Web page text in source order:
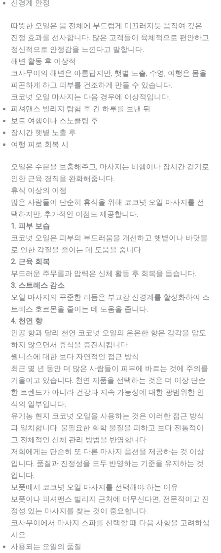
신경계 안정
따뜻한 오일은 몸 전체에 부드럽게 미끄러지듯 움직여 깊은
진정 효과를 선사합니다. 많은 고객들이 육체적으로 편안하고
정신적으로 안정감을 느낀다고 말합니다.
해변 활동 후 이상적
코사무이의 해변은 아름답지만, 햇볕 노출, 수영, 여행은 몸을
피곤하게 하고 피부를 건조하게 만들 수 있습니다.
코코넛 오일 마사지는 다음 경우에 이상적입니다.
피셔맨스 빌리지 탐험 후 긴 하루를 보낸 뒤
보트 여행이나 스노클링 후
장시간 햇볕 노출 후
여행 피로 회복 시
오일은 수분을 보충해주고, 마사지는 비행이나 장시간 걷기로
인한 근육 경직을 완화해줍니다.
휴식 이상의 이점
많은 사람들이 단순히 휴식을 위해 코코넛 오일 마사지를 선
택하지만, 추가적인 이점도 제공합니다.
1. 피부 보습
코코넛 오일은 피부의 부드러움을 개선하고 햇볕이나 바닷물
로 인한 각질을 줄이는 데 도움을 줍니다.
2. 근육 회복
부드러운 주무름과 압력은 신체 활동 후 회복을 돕습니다.
3. 스트레스 감소
오일 마사지의 꾸준한 리듬은 부교감 신경계를 활성화하여 스
트레스 호르몬을 줄이는 데 도움을 줍니다.
4. 천연 향
인공 향과 달리 천연 코코넛 오일의 은은한 향은 감각을 압도
하지 않으면서 휴식을 증진시킵니다.
웰니스에 대한 보다 자연적인 접근 방식
최근 몇 년 동안 더 많은 사람들이 피부에 바르는 것에 주의를
기울이고 있습니다. 천연 제품을 선택하는 것은 더 이상 단순
한 트렌드가 아니라 건강과 지속 가능성에 대한 광범위한 인
식의 일부입니다.
유기농 현지 코코넛 오일을 사용하는 것은 이러한 접근 방식
과 일치합니다. 불필요한 화학 물질을 피하고 보다 전통적이
고 전체적인 신체 관리 방법을 반영합니다.
저희에게는 단순히 또 다른 마사지 옵션을 제공하는 것 이상
입니다. 품질과 진정성을 모두 반영하는 기준을 유지하는 것
입니다.
보풋에서 코코넛 오일 마사지를 선택해야 하는 이유
보풋이나 피셔맨스 빌리지 근처에 머무신다면, 전문적이고 진
정성 있는 마사지를 찾는 것이 중요합니다.
코사무이에서 마사지 스파를 선택할 때 다음 사항을 고려하십
시오.
사용되는 오일의 품질